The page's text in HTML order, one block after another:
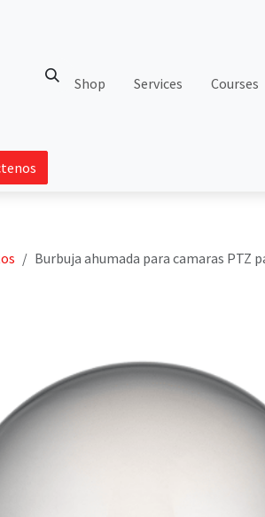
Shop Services Courses
Burbuja ahumada para camaras PTZ